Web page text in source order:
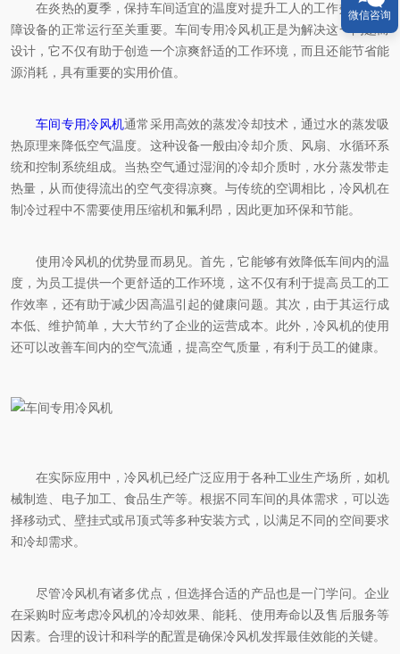
在炎热的夏季，保持车间适宜的温度对提升工人的工作效率和保
障设备的正常运行至关重要。车间专用冷风机正是为解决这一问题而
设计，它不仅有助于创造一个凉爽舒适的工作环境，而且还能节省能
源消耗，具有重要的实用价值。
车间专用冷风机通常采用高效的蒸发冷却技术，通过水的蒸发吸
热原理来降低空气温度。这种设备一般由冷却介质、风扇、水循环系
统和控制系统组成。当热空气通过湿润的冷却介质时，水分蒸发带走
热量，从而使得流出的空气变得凉爽。与传统的空调相比，冷风机在
制冷过程中不需要使用压缩机和氟利昂，因此更加环保和节能。
使用冷风机的优势显而易见。首先，它能够有效降低车间内的温
度，为员工提供一个更舒适的工作环境，这不仅有利于提高员工的工
作效率，还有助于减少因高温引起的健康问题。其次，由于其运行成
本低、维护简单，大大节约了企业的运营成本。此外，冷风机的使用
还可以改善车间内的空气流通，提高空气质量，有利于员工的健康。
在实际应用中，冷风机已经广泛应用于各种工业生产场所，如机
械制造、电子加工、食品生产等。根据不同车间的具体需求，可以选
择移动式、壁挂式或吊顶式等多种安装方式，以满足不同的空间要求
和冷却需求。
尽管冷风机有诸多优点，但选择合适的产品也是一门学问。企业
在采购时应考虑冷风机的冷却效果、能耗、使用寿命以及售后服务等
因素。合理的设计和科学的配置是确保冷风机发挥最佳效能的关键。
微信咨询